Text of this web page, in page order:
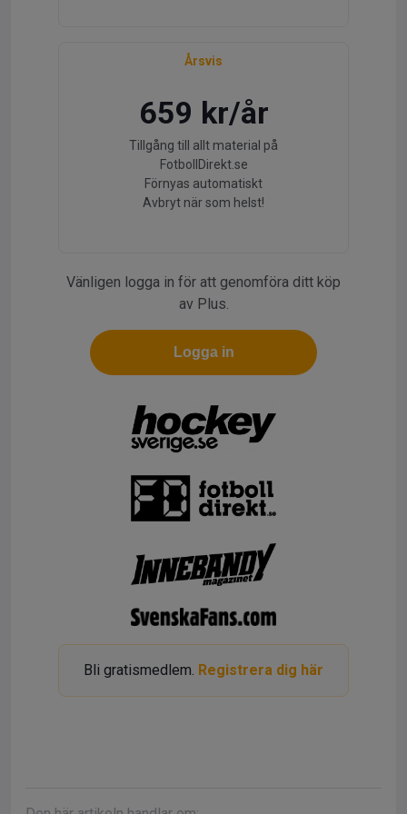
Årsvis
659 kr/år
Tillgång till allt material på
FotbollDirekt.se
Förnyas automatiskt
Avbryt när som helst!
Vänligen logga in för att genomföra ditt köp
av Plus.
Logga in
Bli gratismedlem. Registrera dig här